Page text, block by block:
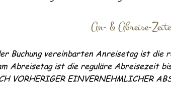
An- & Abreise-
Buchung vereinbarten Anreisetag ist die
Abreisetag ist die reguläre Abreisezeit
VORHERIGER EINVERNEHMLICHER